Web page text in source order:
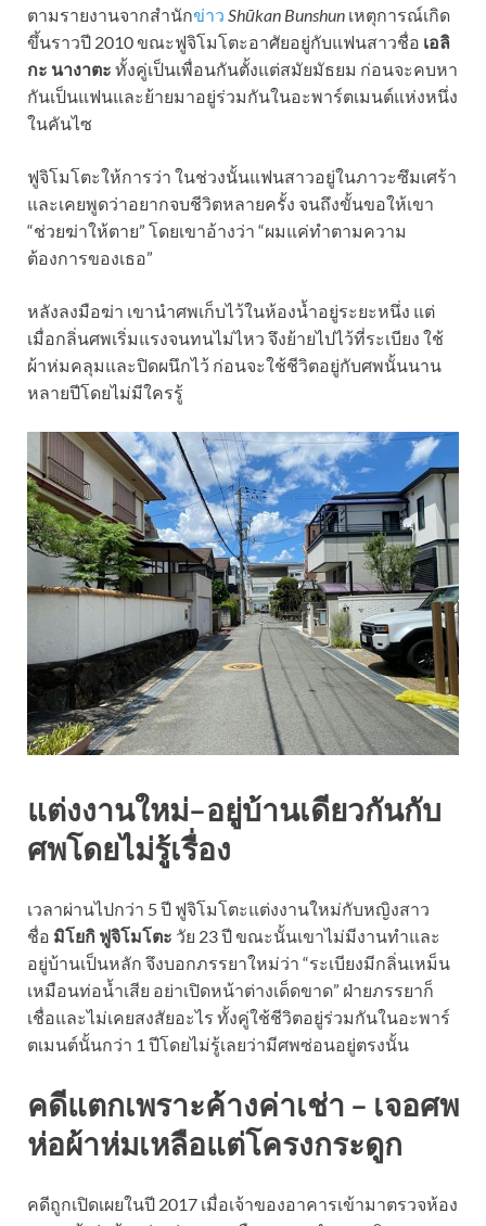
ตามรายงานจากสำนักข่าว Shūkan Bunshun เหตุการณ์เกิด
ขึ้นราวปี 2010 ขณะฟูจิโมโตะอาศัยอยู่กับแฟนสาวชื่อ เอลิ
กะ นางาตะ ทั้งคู่เป็นเพื่อนกันตั้งแต่สมัยมัธยม ก่อนจะคบหา
กันเป็นแฟนและย้ายมาอยู่ร่วมกันในอะพาร์ตเมนต์แห่งหนึ่ง
ในคันไซ
ฟูจิโมโตะให้การว่า ในช่วงนั้นแฟนสาวอยู่ในภาวะซึมเศร้า
และเคยพูดว่าอยากจบชีวิตหลายครั้ง จนถึงขั้นขอให้เขา
“ช่วยฆ่าให้ตาย” โดยเขาอ้างว่า “ผมแค่ทำตามความ
ต้องการของเธอ”
หลังลงมือฆ่า เขานำศพเก็บไว้ในห้องน้ำอยู่ระยะหนึ่ง แต่
เมื่อกลิ่นศพเริ่มแรงจนทนไม่ไหว จึงย้ายไปไว้ที่ระเบียง ใช้
ผ้าห่มคลุมและปิดผนึกไว้ ก่อนจะใช้ชีวิตอยู่กับศพนั้นนาน
หลายปีโดยไม่มีใครรู้
แต่งงานใหม่–อยู่บ้านเดียวกันกับ
ศพโดยไม่รู้เรื่อง
เวลาผ่านไปกว่า 5 ปี ฟูจิโมโตะแต่งงานใหม่กับหญิงสาว
ชื่อ มิโยกิ ฟูจิโมโตะ วัย 23 ปี ขณะนั้นเขาไม่มีงานทำและ
อยู่บ้านเป็นหลัก จึงบอกภรรยาใหม่ว่า “ระเบียงมีกลิ่นเหม็น
เหมือนท่อน้ำเสีย อย่าเปิดหน้าต่างเด็ดขาด” ฝ่ายภรรยาก็
เชื่อและไม่เคยสงสัยอะไร ทั้งคู่ใช้ชีวิตอยู่ร่วมกันในอะพาร์
ตเมนต์นั้นกว่า 1 ปีโดยไม่รู้เลยว่ามีศพซ่อนอยู่ตรงนั้น
คดีแตกเพราะค้างค่าเช่า – เจอศพ
ห่อผ้าห่มเหลือแต่โครงกระดูก
คดีถูกเปิดเผยในปี 2017 เมื่อเจ้าของอาคารเข้ามาตรวจห้อง